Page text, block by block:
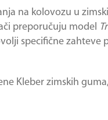
na kolovozu u
preporučuju model
specifične zahteve
Kleber zimskih guma